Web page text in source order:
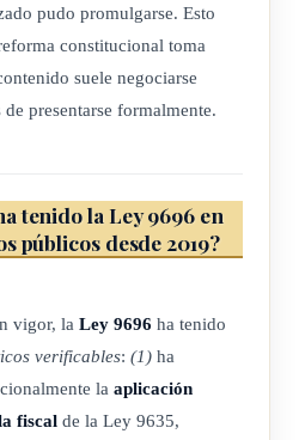
pudo promulgarse. Esto
constitucional toma
suele negociarse
presentarse formalmente.
tenido la Ley 9696 en
públicos desde 2019?
vigor, la Ley 9696 ha tenido
verificables: (1) ha
la aplicación
fiscal de la Ley 9635,